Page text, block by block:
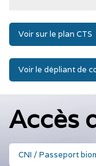
Voir sur le plan CTS
Voir le dépliant de
Accès
CNI / Passeport